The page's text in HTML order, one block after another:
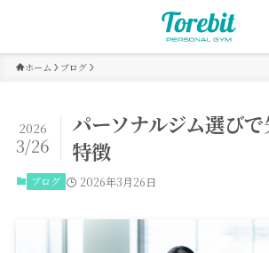
ホーム ブログ
パーソナルジム選び
特徴
2026
3/26
ブログ 2026年3月26日